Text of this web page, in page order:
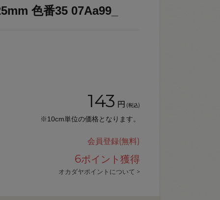
色番35 07Aa99_
143 円 (税込)
※10cm単位の価格となります。
会員登録(無料)
6ポイント獲得
オカダヤポイントについて >